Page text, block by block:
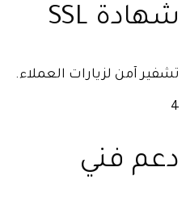
شهادة SSL
تشفير آمن لزيارات العملاء.
4
دعم فني